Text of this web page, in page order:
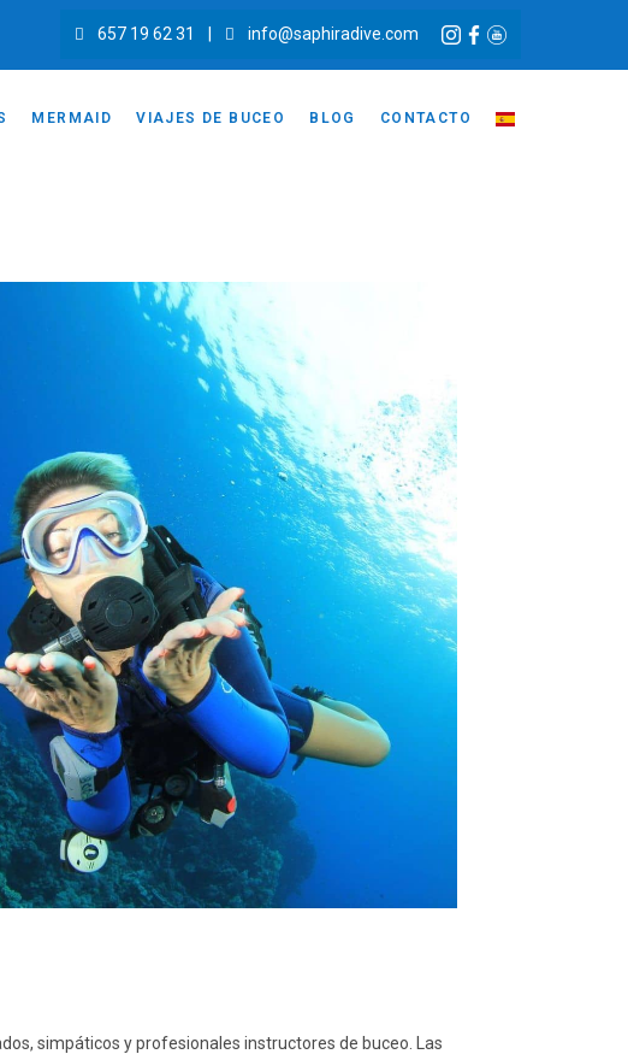
657 19 62 31 info@saphiradive.com
MERMAID VIAJES DE BUCEO BLOG CONTACTO
simpáticos y profesionales instructores de buceo. Las